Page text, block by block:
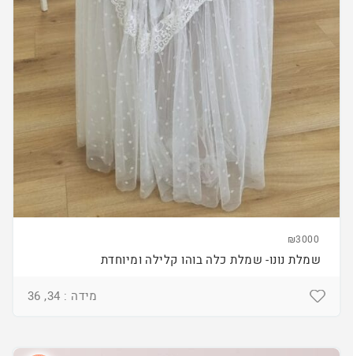
₪3000
שמלת נונו- שמלת כלה בוהו קלילה ומיוחדת
מידה : 34, 36